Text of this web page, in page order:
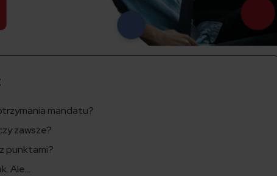
mandatu?
zawsze?
punktami?
Ale…